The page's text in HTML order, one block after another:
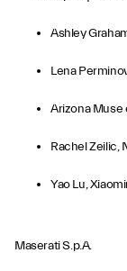
Ashley
Lena
Arizona Muse
Rachel Zeilic,
Yao Lu,
Maserati S.p.A.